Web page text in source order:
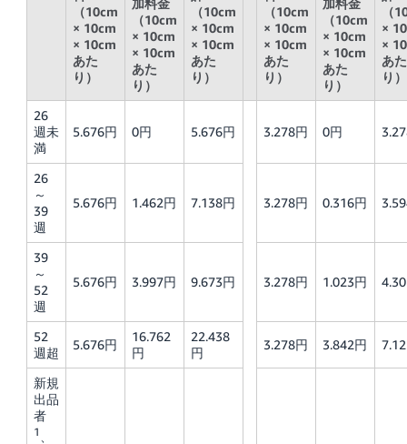
（10cm
× 10cm
× 10cm
あた
り）
加料金
（10cm
× 10cm
× 10cm
あた
り）
（10cm
× 10cm
× 10cm
あた
り）
（10cm
× 10cm
× 10cm
あた
り）
加料金
（10cm
× 10cm
× 10cm
あた
り）
（
×
×
あた
り）
26
週未
満
5.676円 0円 5.676円 3.278円 0円
26
～
39
週
5.676円 1.462円 7.138円 3.278円 0.316円
39
～
52
週
5.676円 3.997円 9.673円 3.278円 1.023円
52
週超
5.676円
16.762
円
22.438
円
3.278円 3.842円
新規
出品
者
1